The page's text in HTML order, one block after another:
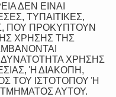
ΔΕΝ ΕΙΝΑΙ
ΤΥΠΑΙΤΙΚΕΣ,
ΠΟΥ ΠΡΟΚΥΠΤΟΥΝ
ΧΡΗΣΗΣ ΤΗΣ
ΧΡΗΣΗΣ
Ή ΔΙΑΚΟΠΗ,
ΤΟΥ ΙΣΤΟΤΟΠΟΥ Ή
ΑΥΤΟΥ.